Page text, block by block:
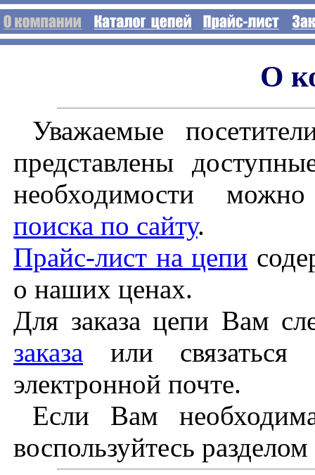
О
Уважаемые
представлены
необходимости можно
поиска по сайту.
Прайс-лист на цепи
о наших ценах.
Для заказа цепи Вам
заказа или
электронной почте.
Если Вам
воспользуйтесь разделом